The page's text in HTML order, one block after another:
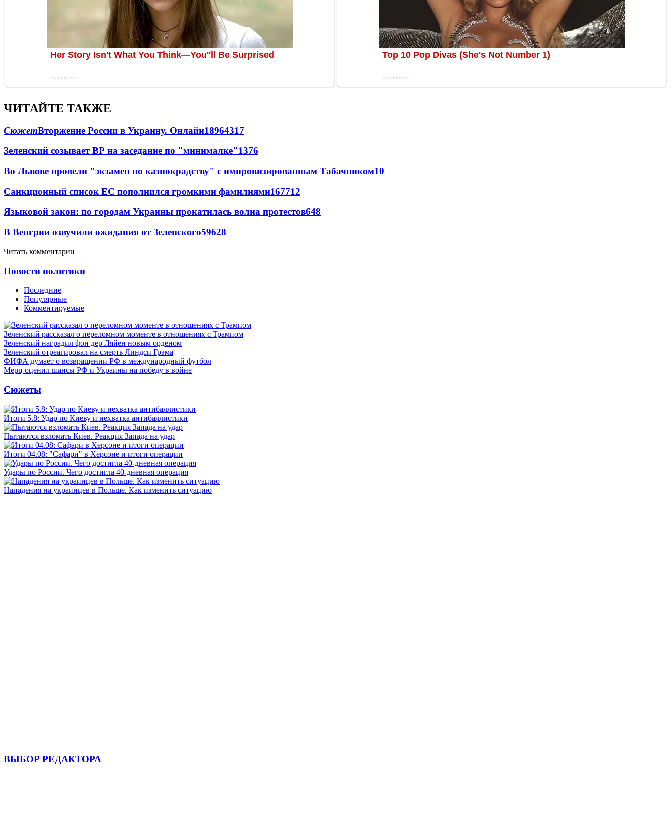
ЧИТАЙТЕ ТАКЖЕ
СюжетВторжение России в Украину. Онлайн18964317
Зеленский созывает ВР на заседание по "минималке"1376
Во Львове провели "экзамен по казнокрадству" с импровизированным Табачником10
Санкционный список ЕС пополнился громкими фамилиями167712
Языковой закон: по городам Украины прокатилась волна протестов648
В Венгрии озвучили ожидания от Зеленского59628
Читать комментарии
Новости политики
Последние
Популярные
Комментируемые
Зеленский рассказал о переломном моменте в отношениях с Трампом
Зеленский наградил фон дер Ляйен новым орденом
Зеленский отреагировал на смерть Линдси Грэма
ФИФА думает о возвращении РФ в международный футбол
Мерц оценил шансы РФ и Украины на победу в войне
Сюжеты
Итоги 5.8: Удар по Киеву и нехватка антибаллистики
Пытаются взломать Киев. Реакция Запада на удар
Итоги 04.08: "Сафари" в Херсоне и итоги операции
Удары по России. Чего достигла 40-дневная операция
Нападения на украинцев в Польше. Как изменить ситуацию
ВЫБОР РЕДАКТОРА